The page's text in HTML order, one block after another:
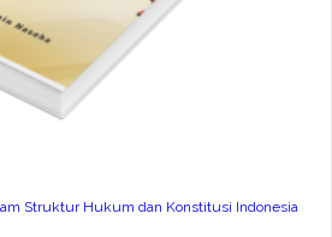
Struktur Hukum dan Konstitusi Indonesia